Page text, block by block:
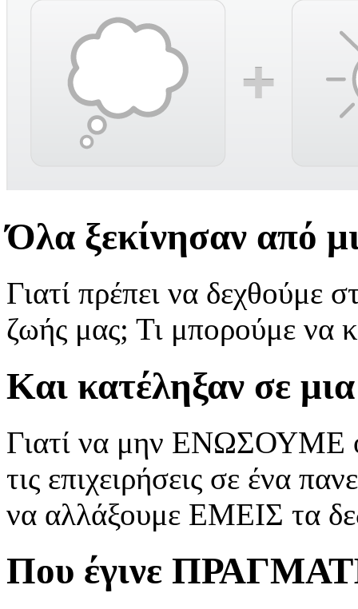
Όλα ξεκίνησαν
Γιατί πρέπει να δεχθούμε
ζωής μας; Τι μπορούμε να
Και κατέληξαν σε
Γιατί να μην ΕΝΩΣΟΥΜΕ
τις επιχειρήσεις σε ένα
να αλλάξουμε ΕΜΕΙΣ τα
Που έγινε